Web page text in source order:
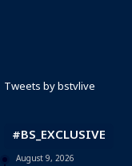
Tweets by bstvlive
#BS_EXCLUSIVE
August 9, 2026